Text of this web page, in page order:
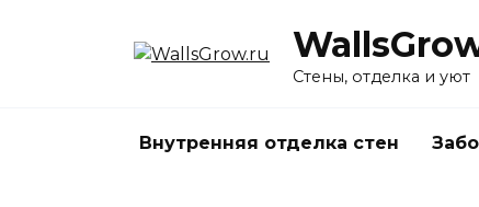
Стены, отделка и уют
Внутренняя отделка стен